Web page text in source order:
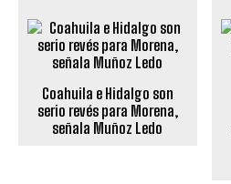
Coahuila e Hidalgo son
serio revés para Morena,
señala Muñoz Ledo